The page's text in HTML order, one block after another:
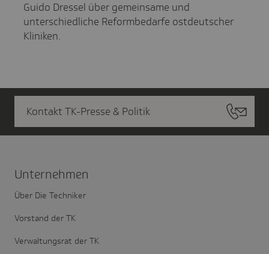
Guido Dressel über gemeinsame und
unterschiedliche Reformbedarfe ostdeutscher
Kliniken.
Kontakt TK-Presse & Politik
Unter­nehmen
Über Die Techniker
Vorstand der TK
Verwaltungsrat der TK